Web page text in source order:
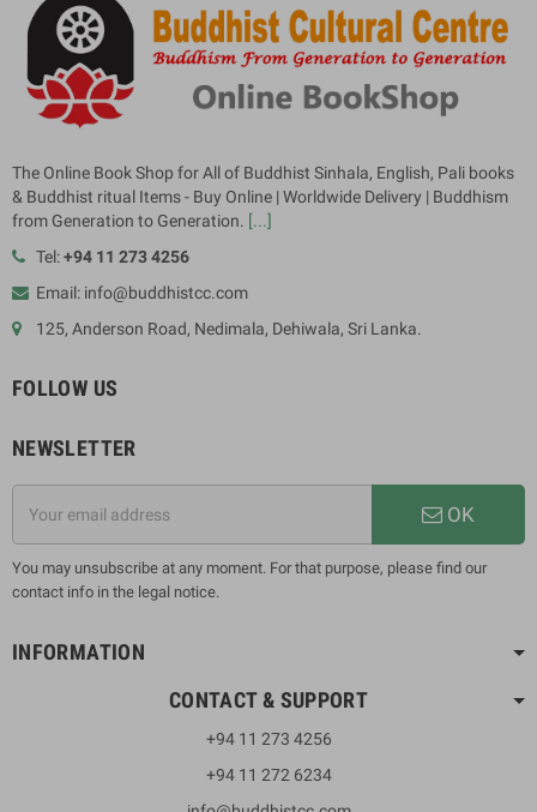
The Online Book Shop for All of Buddhist Sinhala, English, Pali books
& Buddhist ritual Items - Buy Online | Worldwide Delivery | Buddhism
from Generation to Generation. [...]
Tel:+94 11 273 4256
Email: info@buddhistcc.com
125, Anderson Road, Nedimala, Dehiwala, Sri Lanka.
FOLLOW US
NEWSLETTER
OK
You may unsubscribe at any moment. For that purpose, please find our
contact info in the legal notice.
INFORMATION
CONTACT & SUPPORT
+94 11 273 4256
+94 11 272 6234